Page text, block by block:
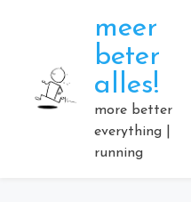
meer
beter
alles!
more better
everything |
running